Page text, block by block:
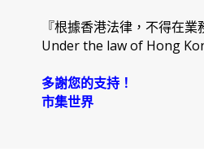
『根據香港法律，不得在
Under the law of Hong
多謝您的支持！
市集世界